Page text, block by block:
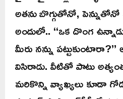
అతను బొగ్గుతోనో,
అందులో.. ‘‘ఒక దొంగ
మీరు నన్ను
విసిరాడు. వీటితో పాటు
మరికొన్ని వ్యాఖ్యలు కూడా